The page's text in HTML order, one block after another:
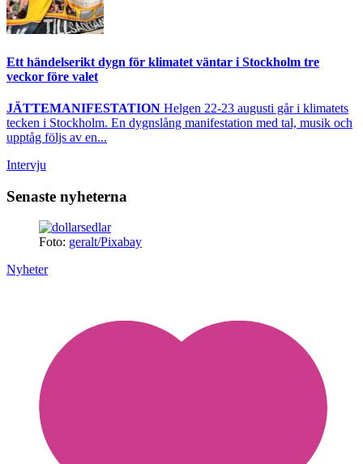
Ett händelserikt dygn för klimatet väntar i Stockholm tre
veckor före valet
JÄTTEMANIFESTATION Helgen 22-23 augusti går i klimatets
tecken i Stockholm. En dygnslång manifestation med tal, musik och
upptåg följs av en...
Intervju
Senaste nyheterna
Foto: geralt/Pixabay
Nyheter